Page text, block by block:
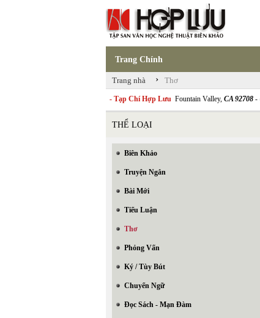
Trang Chính
Trang nhà › Thơ
- Tạp Chí Hợp Lưu Fountain Valley, CA 92708 -
THỂ LOẠI
Biên Khảo
Truyện Ngắn
Bài Mới
Tiểu Luận
Thơ
Phỏng Vấn
Ký / Tùy Bút
Chuyển Ngữ
Đọc Sách - Mạn Đàm